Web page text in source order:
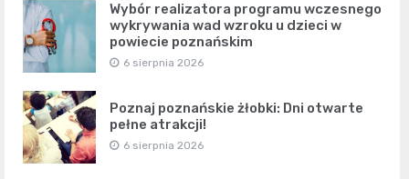
Wybór realizatora programu wczesnego
wykrywania wad wzroku u dzieci w
powiecie poznańskim
6 sierpnia 2026
Poznaj poznańskie żłobki: Dni otwarte
pełne atrakcji!
6 sierpnia 2026